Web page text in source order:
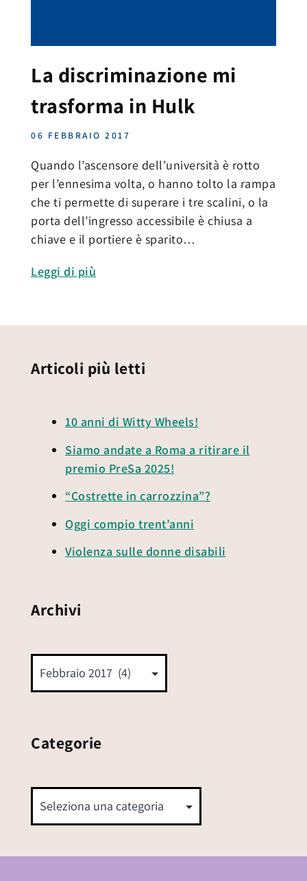
La discriminazione mi
trasforma in Hulk
06 FEBBRAIO 2017
Quando l’ascensore dell’università è rotto
per l’ennesima volta, o hanno tolto la rampa
che ti permette di superare i tre scalini, o la
porta dell’ingresso accessibile è chiusa a
chiave e il portiere è sparito…
Leggi di più
Articoli più letti
10 anni di Witty Wheels!
Siamo andate a Roma a ritirare il
premio PreSa 2025!
“Costrette in carrozzina”?
Oggi compio trent’anni
Violenza sulle donne disabili
Archivi
Categorie